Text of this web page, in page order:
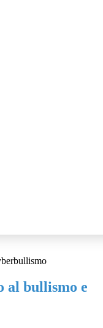
al bullismo e